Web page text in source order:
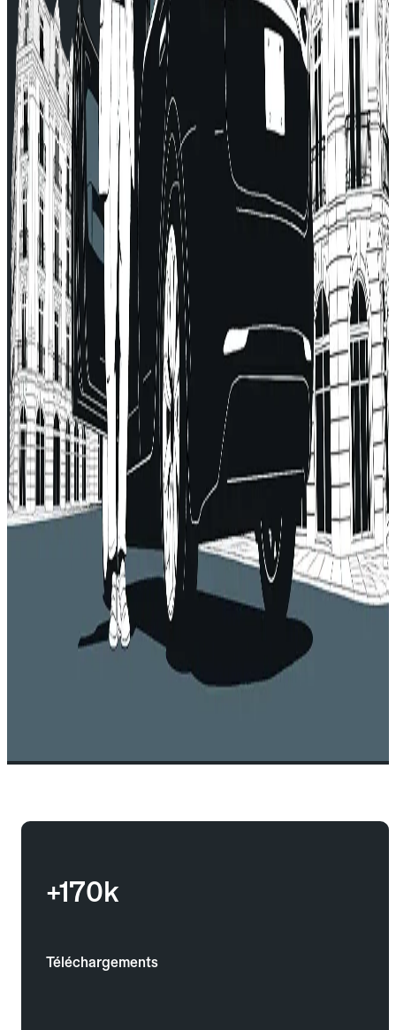
+170k
Téléchargements